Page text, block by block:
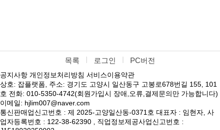
목록 로그인 PC버전
공지사항 개인정보처리방침 서비스이용약관
상호: 잡플랫폼, 주소: 경기도 고양시 일산동구 고봉로678번길 155, 101
호 전화: 010-5350-4742(회원가입시 장애,오류,결제문의만 가능합니다)
이메일: hjlim007@naver.com
통신판매업신고번호 : 제 2025-고양일산동-0371호 대표자 : 임현자, 사
업자등록번호 : 122-38-62390 , 직업정보제공사업신고번호 :